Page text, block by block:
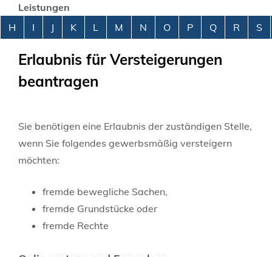
Leistungen
Alphabetisches Register überspringen
H I J K L M N O P Q R S
Erlaubnis für Versteigerungen
beantragen
Sie benötigen eine Erlaubnis der zuständigen Stelle,
wenn Sie folgendes gewerbsmäßig versteigern
möchten:
fremde bewegliche Sachen,
fremde Grundstücke oder
fremde Rechte